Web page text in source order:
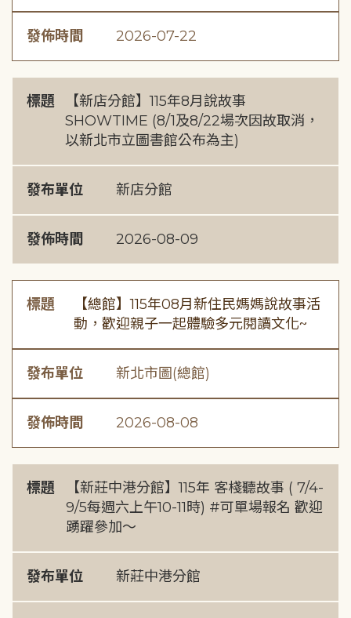
發佈時間 2026-07-22
標題
【新店分館】115年8月說故事
SHOWTIME (8/1及8/22場次因故取消，
以新北市立圖書館公布為主)
發布單位 新店分館
發佈時間 2026-08-09
標題
【總館】115年08月新住民媽媽說故事活
動，歡迎親子一起體驗多元閱讀文化~
發布單位 新北市圖(總館)
發佈時間 2026-08-08
標題
【新莊中港分館】115年 客棧聽故事 ( 7/4-
9/5每週六上午10-11時) #可單場報名 歡迎
踴躍參加～
發布單位 新莊中港分館